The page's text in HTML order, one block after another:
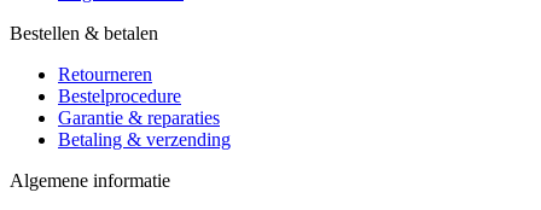
Bestellen & betalen
Retourneren
Bestelprocedure
Garantie & reparaties
Betaling & verzending
Algemene informatie